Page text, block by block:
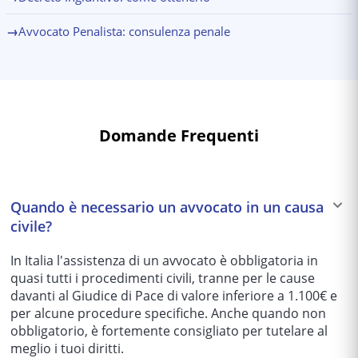
→Avvocato Penalista: consulenza penale
Domande Frequenti
Quando è necessario un avvocato in un causa
civile?
In Italia l'assistenza di un avvocato è obbligatoria in
quasi tutti i procedimenti civili, tranne per le cause
davanti al Giudice di Pace di valore inferiore a 1.100€ e
per alcune procedure specifiche. Anche quando non
obbligatorio, è fortemente consigliato per tutelare al
meglio i tuoi diritti.